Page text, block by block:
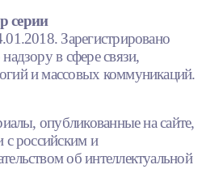
серии
Зарегистрировано
в сфере связи,
и массовых коммуникаций.
опубликованные на сайте,
с российским и
об интеллектуальной